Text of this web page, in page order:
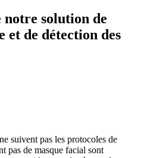
solution de
et de détection des
suivent pas les protocoles de
pas de masque facial sont